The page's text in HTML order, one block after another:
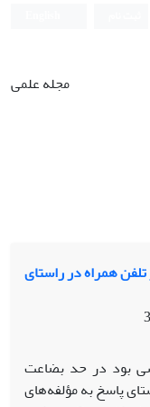
مجله علمی
همراه در راستای
بود در حد بضاعت
پاسخ به مؤلفه‌های